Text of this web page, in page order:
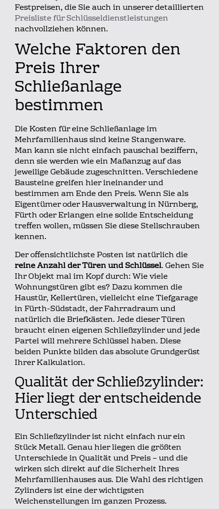
Festpreisen, die Sie auch in unserer detaillierten
Preisliste für Schlüsseldienstleistungen
nachvollziehen können.
Welche Faktoren den
Preis Ihrer
Schließanlage
bestimmen
Die Kosten für eine Schließanlage im
Mehrfamilienhaus sind keine Stangenware.
Man kann sie nicht einfach pauschal beziffern,
denn sie werden wie ein Maßanzug auf das
jeweilige Gebäude zugeschnitten. Verschiedene
Bausteine greifen hier ineinander und
bestimmen am Ende den Preis. Wenn Sie als
Eigentümer oder Hausverwaltung in Nürnberg,
Fürth oder Erlangen eine solide Entscheidung
treffen wollen, müssen Sie diese Stellschrauben
kennen.
Der offensichtlichste Posten ist natürlich die
reine Anzahl der Türen und Schlüssel. Gehen Sie
Ihr Objekt mal im Kopf durch: Wie viele
Wohnungstüren gibt es? Dazu kommen die
Haustür, Kellertüren, vielleicht eine Tiefgarage
in Fürth-Südstadt, der Fahrradraum und
natürlich die Briefkästen. Jede dieser Türen
braucht einen eigenen Schließzylinder und jede
Partei will mehrere Schlüssel haben. Diese
beiden Punkte bilden das absolute Grundgerüst
Ihrer Kalkulation.
Qualität der Schließzylinder:
Hier liegt der entscheidende
Unterschied
Ein Schließzylinder ist nicht einfach nur ein
Stück Metall. Genau hier liegen die größten
Unterschiede in Qualität und Preis – und die
wirken sich direkt auf die Sicherheit Ihres
Mehrfamilienhauses aus. Die Wahl des richtigen
Zylinders ist eine der wichtigsten
Weichenstellungen im ganzen Prozess.